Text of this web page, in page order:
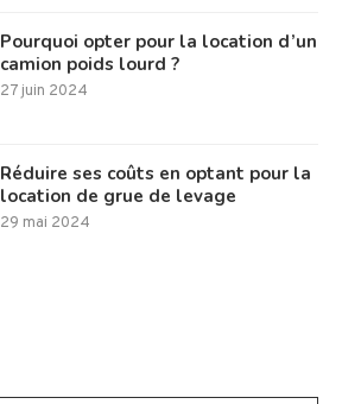
Pourquoi opter pour la location d’un
camion poids lourd ?
27 juin 2024
Réduire ses coûts en optant pour la
location de grue de levage
29 mai 2024